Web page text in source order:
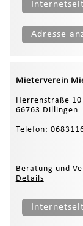
Adresse
Mieterverein
Herrenstraße 10
66763 Dillingen
Telefon:
Beratung und
Details